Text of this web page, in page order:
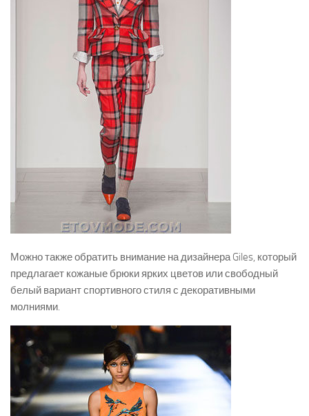
Можно также обратить внимание на дизайнера Giles, который
предлагает кожаные брюки ярких цветов или свободный
белый вариант спортивного стиля с декоративными
молниями.